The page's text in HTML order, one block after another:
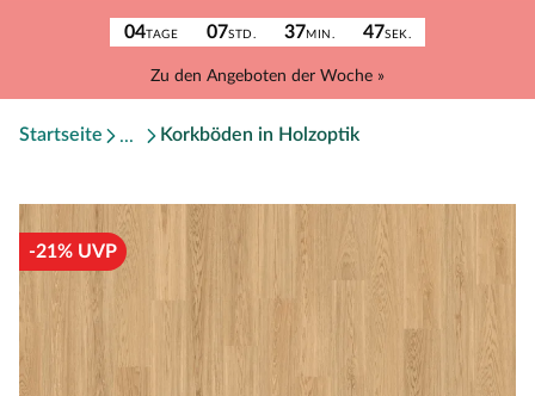
04TAGE 07STD. 37MIN. 47SEK.
Zu den Angeboten der Woche »
Startseite Korkböden in Holzoptik
-21% UVP